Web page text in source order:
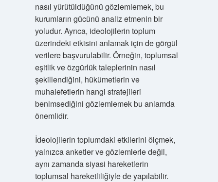
nasıl yürütüldüğünü gözlemlemek, bu
kurumların gücünü analiz etmenin bir
yoludur. Ayrıca, ideolojilerin toplum
üzerindeki etkisini anlamak için de görgül
verilere başvurulabilir. Örneğin, toplumsal
eşitlik ve özgürlük taleplerinin nasıl
şekillendiğini, hükümetlerin ve
muhalefetlerin hangi stratejileri
benimsediğini gözlemlemek bu anlamda
önemlidir.
İdeolojilerin toplumdaki etkilerini ölçmek,
yalnızca anketler ve gözlemlerle değil,
aynı zamanda siyasi hareketlerin
toplumsal hareketliliğiyle de yapılabilir.